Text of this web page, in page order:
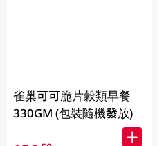
雀巢可可脆片穀類早餐
330GM (包裝隨機發放)